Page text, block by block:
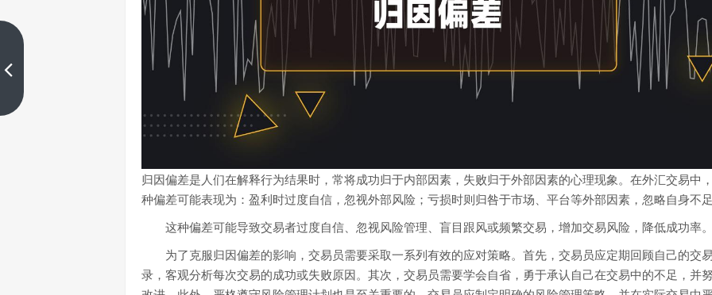
​交易的人生就是对未来不断的挑
战！
上一篇
归因偏差是人们在解释行为结果时，常将成功归于内部因素，失败归于外部因素的心理现象。在外汇交易中
种偏差可能表现为：盈利时过度自信，忽视外部风险；亏损时则归咎于市场、平台等外部因素，忽略自身不
这种偏差可能导致交易者过度自信、忽视风险管理、盲目跟风或频繁交易，增加交易风险，降低成功率
为了克服归因偏差的影响，交易员需要采取一系列有效的应对策略。首先，交易员应定期回顾自己的交
录，客观分析每次交易的成功或失败原因。其次，交易员需要学会自省，勇于承认自己在交易中的不足，并